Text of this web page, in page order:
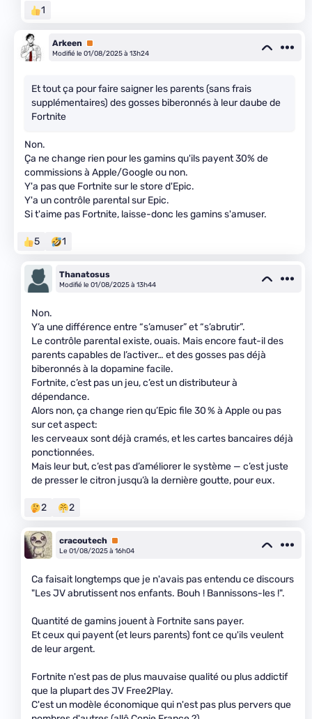
1
Arkeen
Premium
Modifié le 01/08/2025 à 13h24
Et tout ça pour faire saigner les parents (sans frais
supplémentaires) des gosses biberonnés à leur daube de
Fortnite
Non.
Ça ne change rien pour les gamins qu'ils payent 30% de
commissions à Apple/Google ou non.
Y'a pas que Fortnite sur le store d'Epic.
Y'a un contrôle parental sur Epic.
Si t'aime pas Fortnite, laisse-donc les gamins s'amuser.
5 1
Thanatosus
Modifié le 01/08/2025 à 13h44
Non.
Y’a une différence entre “s’amuser” et “s’abrutir”.
Le contrôle parental existe, ouais. Mais encore faut-il des
parents capables de l’activer… et des gosses pas déjà
biberonnés à la dopamine facile.
Fortnite, c’est pas un jeu, c’est un distributeur à
dépendance.
Alors non, ça change rien qu’Epic file 30 % à Apple ou pas
sur cet aspect:
les cerveaux sont déjà cramés, et les cartes bancaires déjà
ponctionnées.
Mais leur but, c’est pas d’améliorer le système — c’est juste
de presser le citron jusqu’à la dernière goutte, pour eux.
2 2
cracoutech Premium
Le 01/08/2025 à 16h04
Ca faisait longtemps que je n'avais pas entendu ce discours
"Les JV abrutissent nos enfants. Bouh ! Bannissons-les !".
Quantité de gamins jouent à Fortnite sans payer.
Et ceux qui payent (et leurs parents) font ce qu'ils veulent
de leur argent.
Fortnite n'est pas de plus mauvaise qualité ou plus addictif
que la plupart des JV Free2Play.
C'est un modèle économique qui n'est pas plus pervers que